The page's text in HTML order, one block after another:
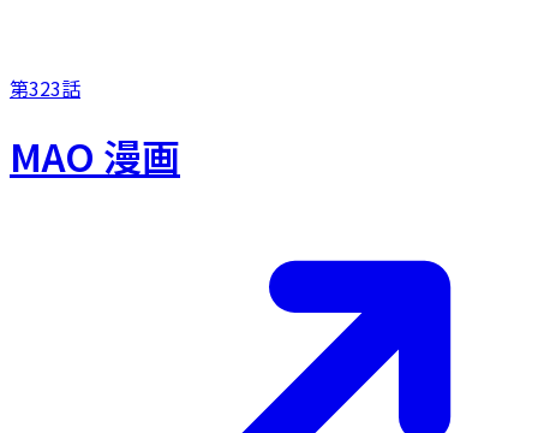
第323話
MAO 漫画